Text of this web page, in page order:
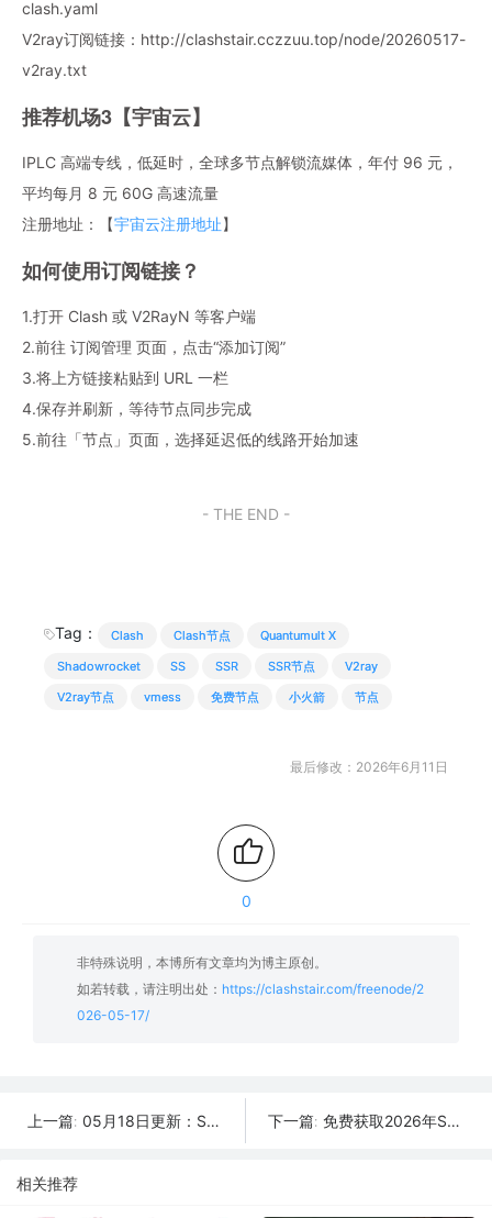
clash.yaml
V2ray订阅链接：http://clashstair.cczzuu.top/node/20260517-
v2ray.txt
推荐机场3【宇宙云】
IPLC 高端专线，低延时，全球多节点解锁流媒体，年付 96 元，
平均每月 8 元 60G 高速流量
注册地址：【宇宙云注册地址】
如何使用订阅链接？
1.打开 Clash 或 V2RayN 等客户端
2.前往 订阅管理 页面，点击“添加订阅”
3.将上方链接粘贴到 URL 一栏
4.保存并刷新，等待节点同步完成
5.前往「节点」页面，选择延迟低的线路开始加速
- THE END -
Tag： Clash Clash节点
Quantumult X
Shadowrocket
SS SSR SSR节点
V2ray
V2ray节点
vmess 免费节点 小火箭 节点
最后修改：2026年6月11日
0
非特殊说明，本博所有文章均为博主原创。
如若转载，请注明出处： https://clashstair.com/freenode/2
026-05-17/
上一篇: 05月18日更新：SSR/V2Ray/Clash可用节点38条分享 下一篇: 免费获取2026年SSR/V2Ray/Clash节点 | 05月16日可用
相关推荐